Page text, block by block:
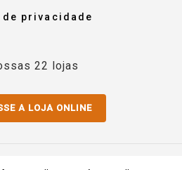
privacidade
22 lojas
A LOJA ONLINE